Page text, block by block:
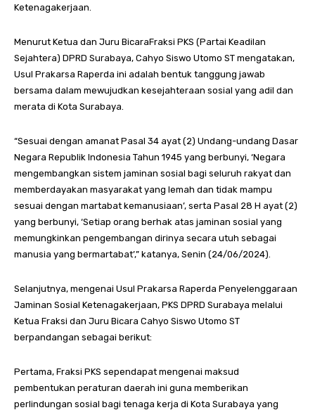
Ketenagakerjaan.
Menurut Ketua dan Juru BicaraFraksi PKS (Partai Keadilan
Sejahtera) DPRD Surabaya, Cahyo Siswo Utomo ST mengatakan,
Usul Prakarsa Raperda ini adalah bentuk tanggung jawab
bersama dalam mewujudkan kesejahteraan sosial yang adil dan
merata di Kota Surabaya.
“Sesuai dengan amanat Pasal 34 ayat (2) Undang-undang Dasar
Negara Republik Indonesia Tahun 1945 yang berbunyi, ‘Negara
mengembangkan sistem jaminan sosial bagi seluruh rakyat dan
memberdayakan masyarakat yang lemah dan tidak mampu
sesuai dengan martabat kemanusiaan’, serta Pasal 28 H ayat (2)
yang berbunyi, ‘Setiap orang berhak atas jaminan sosial yang
memungkinkan pengembangan dirinya secara utuh sebagai
manusia yang bermartabat’,” katanya, Senin (24/06/2024).
Selanjutnya, mengenai Usul Prakarsa Raperda Penyelenggaraan
Jaminan Sosial Ketenagakerjaan, PKS DPRD Surabaya melalui
Ketua Fraksi dan Juru Bicara Cahyo Siswo Utomo ST
berpandangan sebagai berikut:
Pertama, Fraksi PKS sependapat mengenai maksud
pembentukan peraturan daerah ini guna memberikan
perlindungan sosial bagi tenaga kerja di Kota Surabaya yang